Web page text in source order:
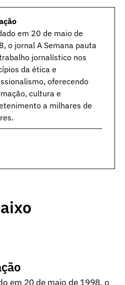
em 20 de maio de
o jornal A Semana pauta
jornalístico nos
da ética e
oferecendo
cultura e
a milhares de
em 20 de maio de 1998, o